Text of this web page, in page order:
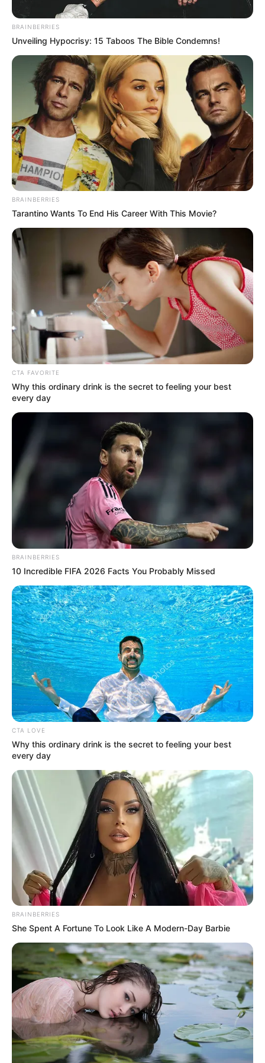
PostedFriss hírek
EZT nem akarjuk elhinni, hogy
megtörtént! A Házasság első
látásra gyönyörű sztárja OLYAT
művelt, amin mindenki kiakadt
az országban. – A kamera
mindent vett:
by Szerző • September 18, 2025
Házasság első látásra: Reni hatalmasat drámázott
BRAINBERRIES
Unveiling Hypocrisy: 15 Taboos The Bible Condemns!
BRAINBERRIES
Tarantino Wants To End His Career With This Movie?
CTA FAVORITE
Why this ordinary drink is the secret to feeling your best
every day
BRAINBERRIES
10 Incredible FIFA 2026 Facts You Probably Missed
CTA LOVE
Why this ordinary drink is the secret to feeling your best
every day
BRAINBERRIES
She Spent A Fortune To Look Like A Modern-Day Barbie